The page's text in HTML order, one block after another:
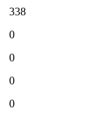
338
0
0
0
0